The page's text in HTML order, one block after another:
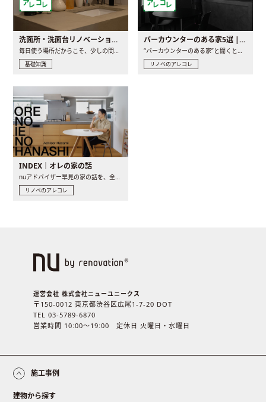
洗面所・洗面台リノベーションの事例と間取りアイデア
基礎知識
バーカウンターのある家5選 | 日常に馴染む“距離の近い”キッチンとは
リノベのアレコレ
INDEX｜オレの家の話
nuアドバイザー早見の家の話を、全4話でお届け。リノベーションを..
リノベのアレコレ
運営会社 株式会社ニューユニークス
〒150-0012 東京都渋谷区広尾1-7-20 DOT
TEL 03-5789-6870
営業時間 10:00〜19:00 定休日 火曜日・水曜日
施工事例
建物から探す